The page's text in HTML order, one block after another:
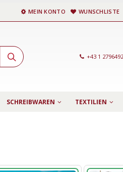
MEIN KONTO WUNSCHLISTE
+43 1 2796492
SCHREIBWAREN TEXTILIEN